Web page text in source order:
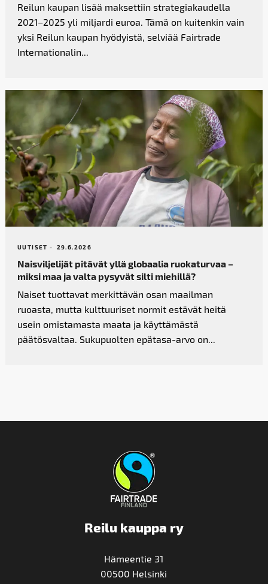
Reilun kaupan lisää maksettiin strategiakaudella
2021–2025 yli miljardi euroa. Tämä on kuitenkin vain
yksi Reilun kaupan hyödyistä, selviää Fairtrade
Internationalin...
UUTISET - 29.6.2026
Naisviljelijät pitävät yllä globaalia ruokaturvaa –
miksi maa ja valta pysyvät silti miehillä?
Naiset tuottavat merkittävän osan maailman
ruoasta, mutta kulttuuriset normit estävät heitä
usein omistamasta maata ja käyttämästä
päätösvaltaa. Sukupuolten epätasa-arvo on...
Reilu kauppa ry
Hämeentie 31
00500 Helsinki